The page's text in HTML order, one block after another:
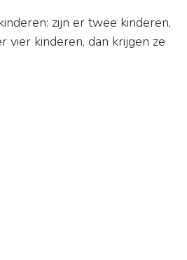
zijn er twee kinderen,
vier kinderen, dan krijgen ze